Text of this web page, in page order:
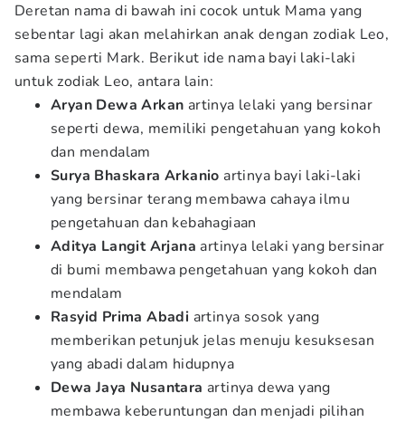
Deretan nama di bawah ini cocok untuk Mama yang
sebentar lagi akan melahirkan anak dengan zodiak Leo,
sama seperti Mark. Berikut ide nama bayi laki-laki
untuk zodiak Leo, antara lain:
Aryan Dewa Arkan artinya lelaki yang bersinar
seperti dewa, memiliki pengetahuan yang kokoh
dan mendalam
Surya Bhaskara Arkanio artinya bayi laki-laki
yang bersinar terang membawa cahaya ilmu
pengetahuan dan kebahagiaan
Aditya Langit Arjana artinya lelaki yang bersinar
di bumi membawa pengetahuan yang kokoh dan
mendalam
Rasyid Prima Abadi artinya sosok yang
memberikan petunjuk jelas menuju kesuksesan
yang abadi dalam hidupnya
Dewa Jaya Nusantara artinya dewa yang
membawa keberuntungan dan menjadi pilihan